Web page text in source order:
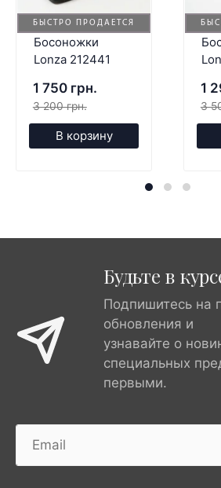
БЫСТРО ПРОДАЕТСЯ
Босоножки
Lonza 212441
1 750 грн.
3 200 грн.
В корзину
1
3
Будьте в
Подпишитесь на
обновления и
узнавайте о
специальных
первыми.